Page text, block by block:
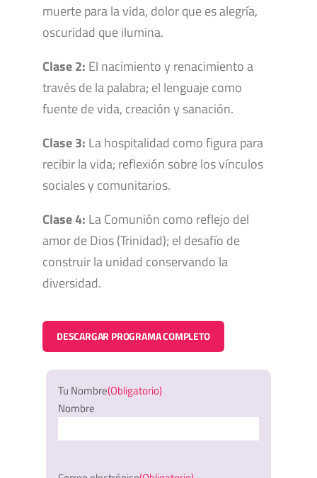
muerte para la vida, dolor que es alegría,
oscuridad que ilumina.
Clase 2: El nacimiento y renacimiento a
través de la palabra; el lenguaje como
fuente de vida, creación y sanación.
Clase 3: La hospitalidad como figura para
recibir la vida; reflexión sobre los vínculos
sociales y comunitarios.
Clase 4: La Comunión como reflejo del
amor de Dios (Trinidad); el desafío de
construir la unidad conservando la
diversidad.
DESCARGAR PROGRAMA COMPLETO
Tu Nombre(Obligatorio)
Nombre